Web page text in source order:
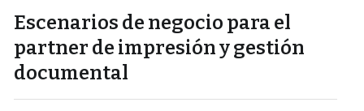
Escenarios de negocio para el
partner de impresión y gestión
documental